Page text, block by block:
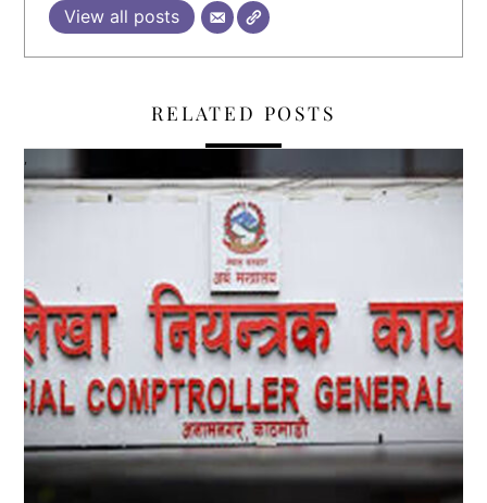
View all posts
RELATED POSTS
,